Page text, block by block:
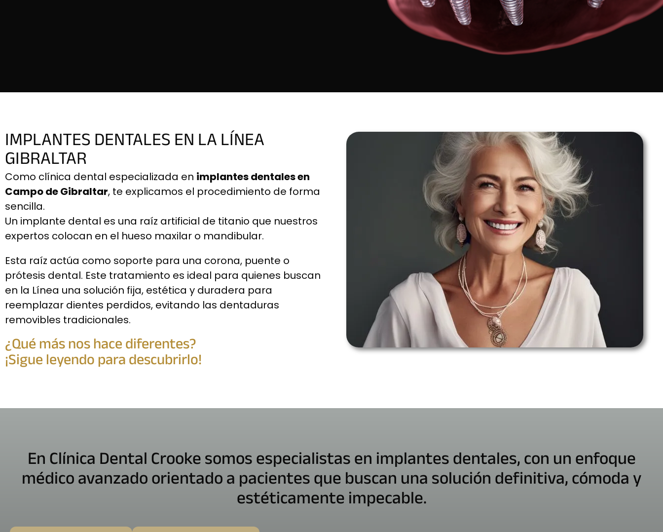
IMPLANTES DENTALES EN LA LÍNEA
GIBRALTAR
Como clínica dental especializada en implantes dentales en
Campo de Gibraltar, te explicamos el procedimiento de forma
sencilla.
Un implante dental es una raíz artificial de titanio que nuestros
expertos colocan en el hueso maxilar o mandibular.
Esta raíz actúa como soporte para una corona, puente o
prótesis dental. Este tratamiento es ideal para quienes buscan
en la Línea una solución fija, estética y duradera para
reemplazar dientes perdidos, evitando las dentaduras
removibles tradicionales.
¿Qué más nos hace diferentes?
¡Sigue leyendo para descubrirlo!
En Clínica Dental Crooke somos especialistas en implantes dentales, con un enfoque
médico avanzado orientado a pacientes que buscan una solución definitiva, cómoda y
estéticamente impecable.